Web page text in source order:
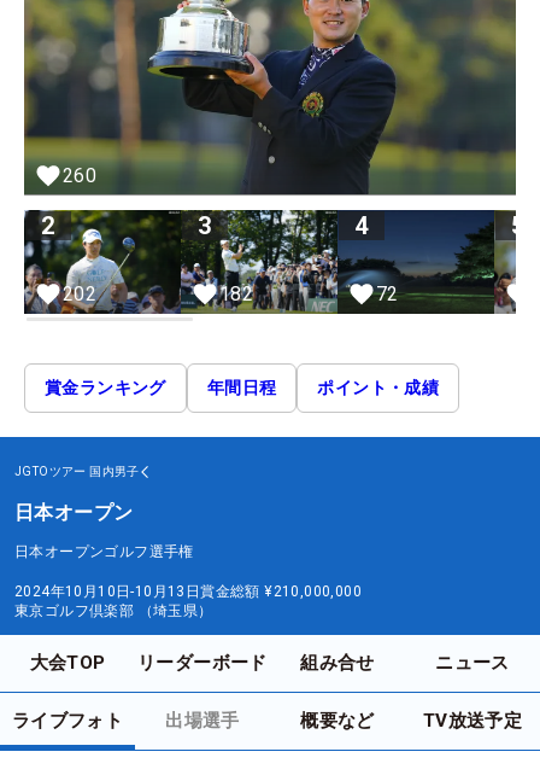
260
2
202
3
182
4
72
5
賞金ランキング 年間日程 ポイント・成績
JGTOツアー 国内男子
日本オープン
日本オープンゴルフ選手権
2024年10月10日-10月13日賞金総額 ¥210,000,000
東京ゴルフ倶楽部 （埼玉県）
大会TOP リーダーボード 組み合せ ニュース
ライブフォト 出場選手 概要など TV放送予定